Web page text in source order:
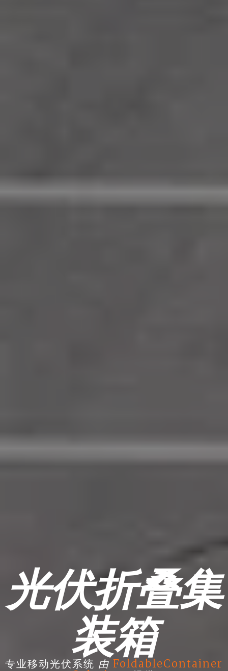
光伏折叠集
装箱
专业移动光伏系统 由 FoldableContainer